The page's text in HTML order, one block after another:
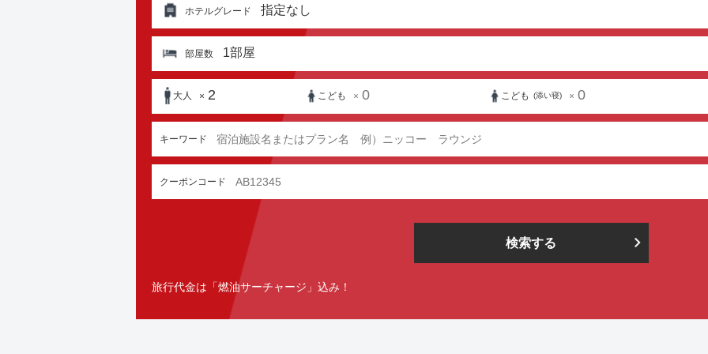
ホテルグレード 指定なし
部屋数 1部屋
大人 × 2 こども × 0 こども (添い寝) × 0
キーワード
クーポンコード
検索する
旅行代金は「燃油サーチャージ」込み！